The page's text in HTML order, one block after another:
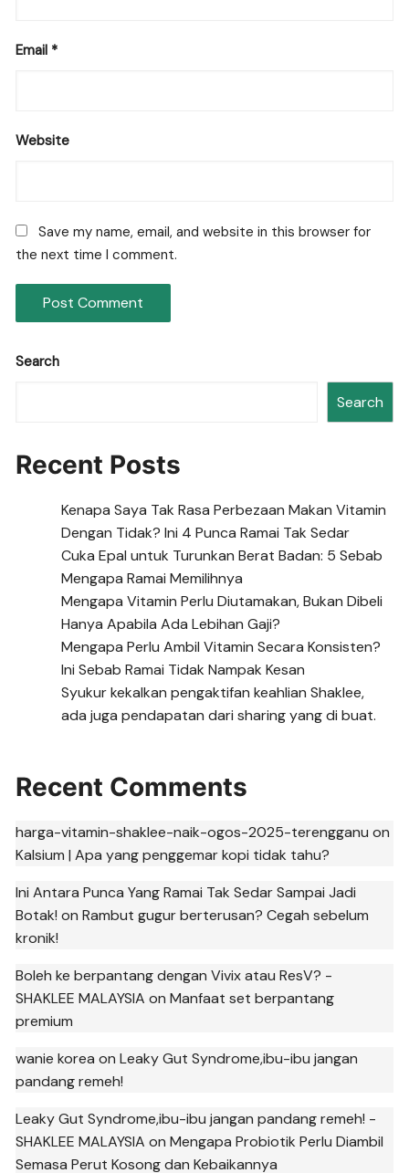
Email *
Website
Save my name, email, and website in this browser for
the next time I comment.
Search
Search
Recent Posts
Kenapa Saya Tak Rasa Perbezaan Makan Vitamin
Dengan Tidak? Ini 4 Punca Ramai Tak Sedar
Cuka Epal untuk Turunkan Berat Badan: 5 Sebab
Mengapa Ramai Memilihnya
Mengapa Vitamin Perlu Diutamakan, Bukan Dibeli
Hanya Apabila Ada Lebihan Gaji?
Mengapa Perlu Ambil Vitamin Secara Konsisten?
Ini Sebab Ramai Tidak Nampak Kesan
Syukur kekalkan pengaktifan keahlian Shaklee,
ada juga pendapatan dari sharing yang di buat.
Recent Comments
harga-vitamin-shaklee-naik-ogos-2025-terengganu on
Kalsium | Apa yang penggemar kopi tidak tahu?
Ini Antara Punca Yang Ramai Tak Sedar Sampai Jadi
Botak! onRambut gugur berterusan? Cegah sebelum
kronik!
Boleh ke berpantang dengan Vivix atau ResV? -
SHAKLEE MALAYSIA onManfaat set berpantang
premium
wanie korea onLeaky Gut Syndrome,ibu-ibu jangan
pandang remeh!
Leaky Gut Syndrome,ibu-ibu jangan pandang remeh! -
SHAKLEE MALAYSIA onMengapa Probiotik Perlu Diambil
Semasa Perut Kosong dan Kebaikannya